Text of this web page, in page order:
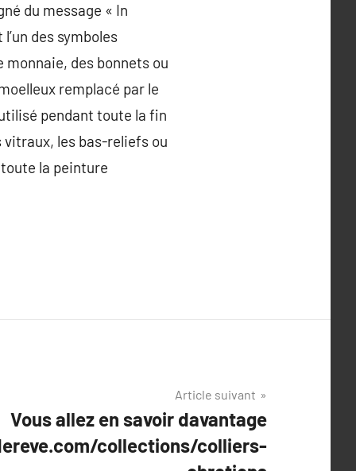
du message « In
des symboles
des bonnets ou
remplacé par le
pendant toute la fin
vitraux, les bas-reliefs ou
la peinture
Article suivant
Vous allez en savoir davantage
collections/colliers-